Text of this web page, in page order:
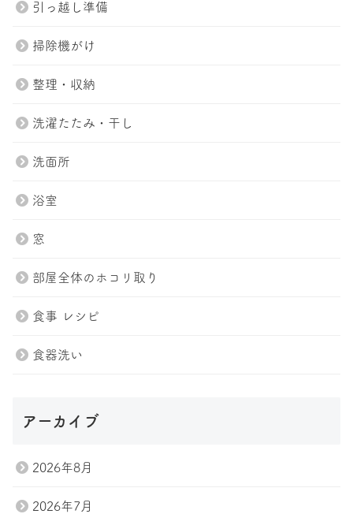
トップページ
引っ越し準備
掃除機がけ
整理・収納
洗濯たたみ・干し
洗面所
浴室
窓
部屋全体のホコリ取り
食事 レシピ
食器洗い
アーカイブ
2026年8月
2026年7月